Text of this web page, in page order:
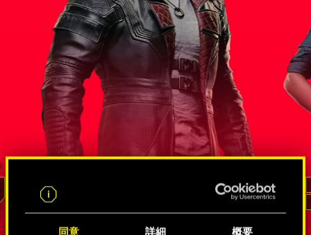
同意 詳細 概要
スパイやネットランナー界隈
ドッグタ